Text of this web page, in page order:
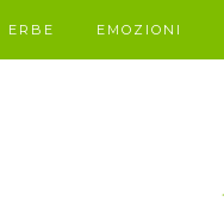
ERBE EMOZIONI